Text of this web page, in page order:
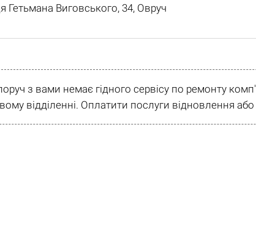
Гетьмана Виговського, 34, Овруч
з вами немає гідного сервісу по ремонту
відділенні. Оплатити послуги відновлення